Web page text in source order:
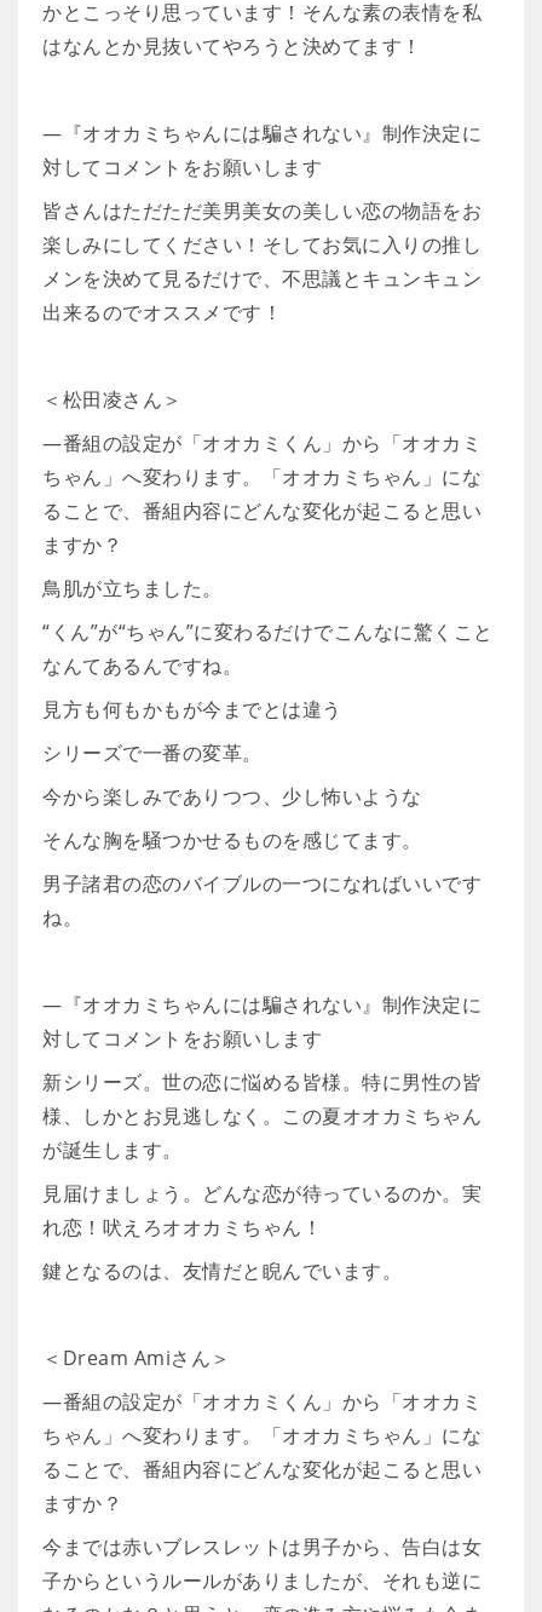
かとこっそり思っています！そんな素の表情を私
はなんとか見抜いてやろうと決めてます！
―『オオカミちゃんには騙されない』制作決定に
対してコメントをお願いします
皆さんはただただ美男美女の美しい恋の物語をお
楽しみにしてください！そしてお気に入りの推し
メンを決めて見るだけで、不思議とキュンキュン
出来るのでオススメです！
＜松田凌さん＞
―番組の設定が「オオカミくん」から「オオカミ
ちゃん」へ変わります。「オオカミちゃん」にな
ることで、番組内容にどんな変化が起こると思い
ますか？
鳥肌が立ちました。
“くん”が“ちゃん”に変わるだけでこんなに驚くこと
なんてあるんですね。
見方も何もかもが今までとは違う
シリーズで一番の変革。
今から楽しみでありつつ、少し怖いような
そんな胸を騒つかせるものを感じてます。
男子諸君の恋のバイブルの一つになればいいです
ね。
―『オオカミちゃんには騙されない』制作決定に
対してコメントをお願いします
新シリーズ。世の恋に悩める皆様。特に男性の皆
様、しかとお見逃しなく。この夏オオカミちゃん
が誕生します。
見届けましょう。どんな恋が待っているのか。実
れ恋！吠えろオオカミちゃん！
鍵となるのは、友情だと睨んでいます。
＜Dream Amiさん＞
―番組の設定が「オオカミくん」から「オオカミ
ちゃん」へ変わります。「オオカミちゃん」にな
ることで、番組内容にどんな変化が起こると思い
ますか？
今までは赤いブレスレットは男子から、告白は女
子からというルールがありましたが、それも逆に